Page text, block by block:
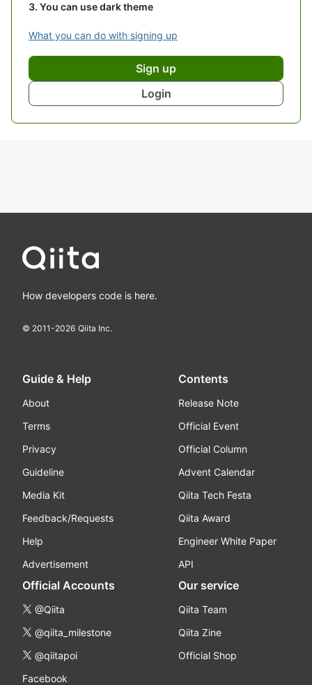
You can use dark theme
What you can do with signing up
Sign up
Login
How developers code is here.
© 2011-2026 Qiita Inc.
Guide & Help
About
Terms
Privacy
Guideline
Media Kit
Feedback/Requests
Help
Advertisement
Contents
Release Note
Official Event
Official Column
Advent Calendar
Qiita Tech Festa
Qiita Award
Engineer White Paper
API
Official Accounts
@Qiita
@qiita_milestone
@qiitapoi
Facebook
Our service
Qiita Team
Qiita Zine
Official Shop